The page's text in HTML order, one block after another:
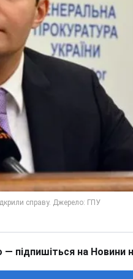
підпишіться на Новини